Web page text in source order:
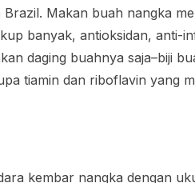
Brazil. Makan buah nangka
banyak, antioksidan, anti-
daging buahnya saja–biji
tiamin dan riboflavin yang
kembar nangka dengan